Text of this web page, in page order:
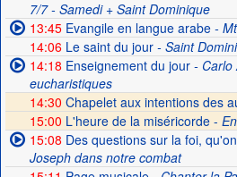
7/7 - Samedi + Saint Dominique
13:45Evangile en langue arabe- Mt
14:06Le saint du jour- Saint
14:18 Enseignement du jour- Carlo
eucharistiques
14:30 Chapelet aux intentions des
15:00 L'heure de la miséricorde -
15:08 Des questions sur la foi,
Joseph dans notre combat